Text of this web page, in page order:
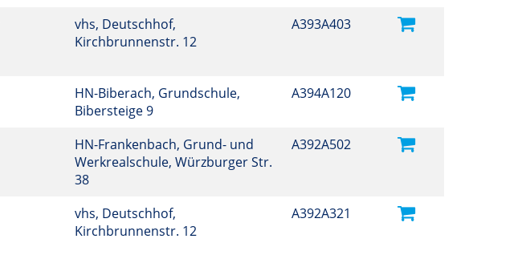
vhs, Deutschhof,
Kirchbrunnenstr. 12
A393A403
HN-Biberach, Grundschule,
Bibersteige 9
A394A120
HN-Frankenbach, Grund- und
Werkrealschule, Würzburger Str.
38
A392A502
vhs, Deutschhof,
Kirchbrunnenstr. 12
A392A321